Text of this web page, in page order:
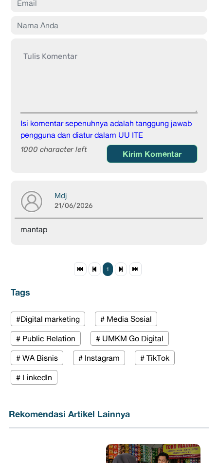
Isi komentar sepenuhnya adalah tanggung jawab
pengguna dan diatur dalam UU ITE
1000 character left Kirim Komentar
Mdj
21/06/2026
mantap
1
Tags
#Digital marketing # Media Sosial
# Public Relation # UMKM Go Digital
# WA Bisnis # Instagram # TikTok
# LinkedIn
Rekomendasi Artikel Lainnya